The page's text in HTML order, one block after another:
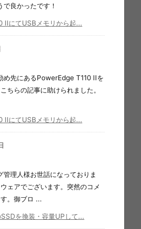
で良かったです！
IIにてUSBメモリから起...
め先にあるPowerEdge T110 IIを
ちらの記事に助けられました。
IIにてUSBメモリから起...
管理人様お世話になっておりま
ェアでございます。突然のコメ
。御ブロ ...
を換装・容量UPして...